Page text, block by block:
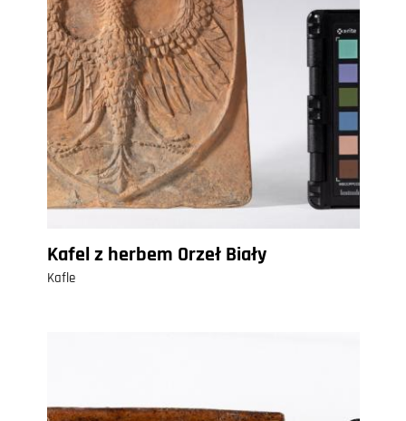
Kafel z herbem Orzeł Biały
Kafle